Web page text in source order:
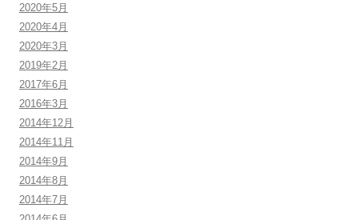
2020年5月
2020年4月
2020年3月
2019年2月
2017年6月
2016年3月
2014年12月
2014年11月
2014年9月
2014年8月
2014年7月